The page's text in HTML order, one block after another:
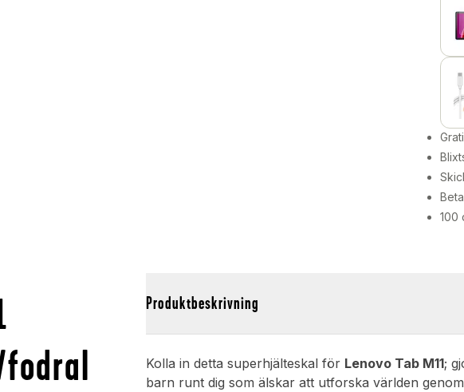
100
Produktbeskrivning
Kolla in detta superhjälteskal för Lenovo Tab M11;
barn runt dig som älskar att utforska världen